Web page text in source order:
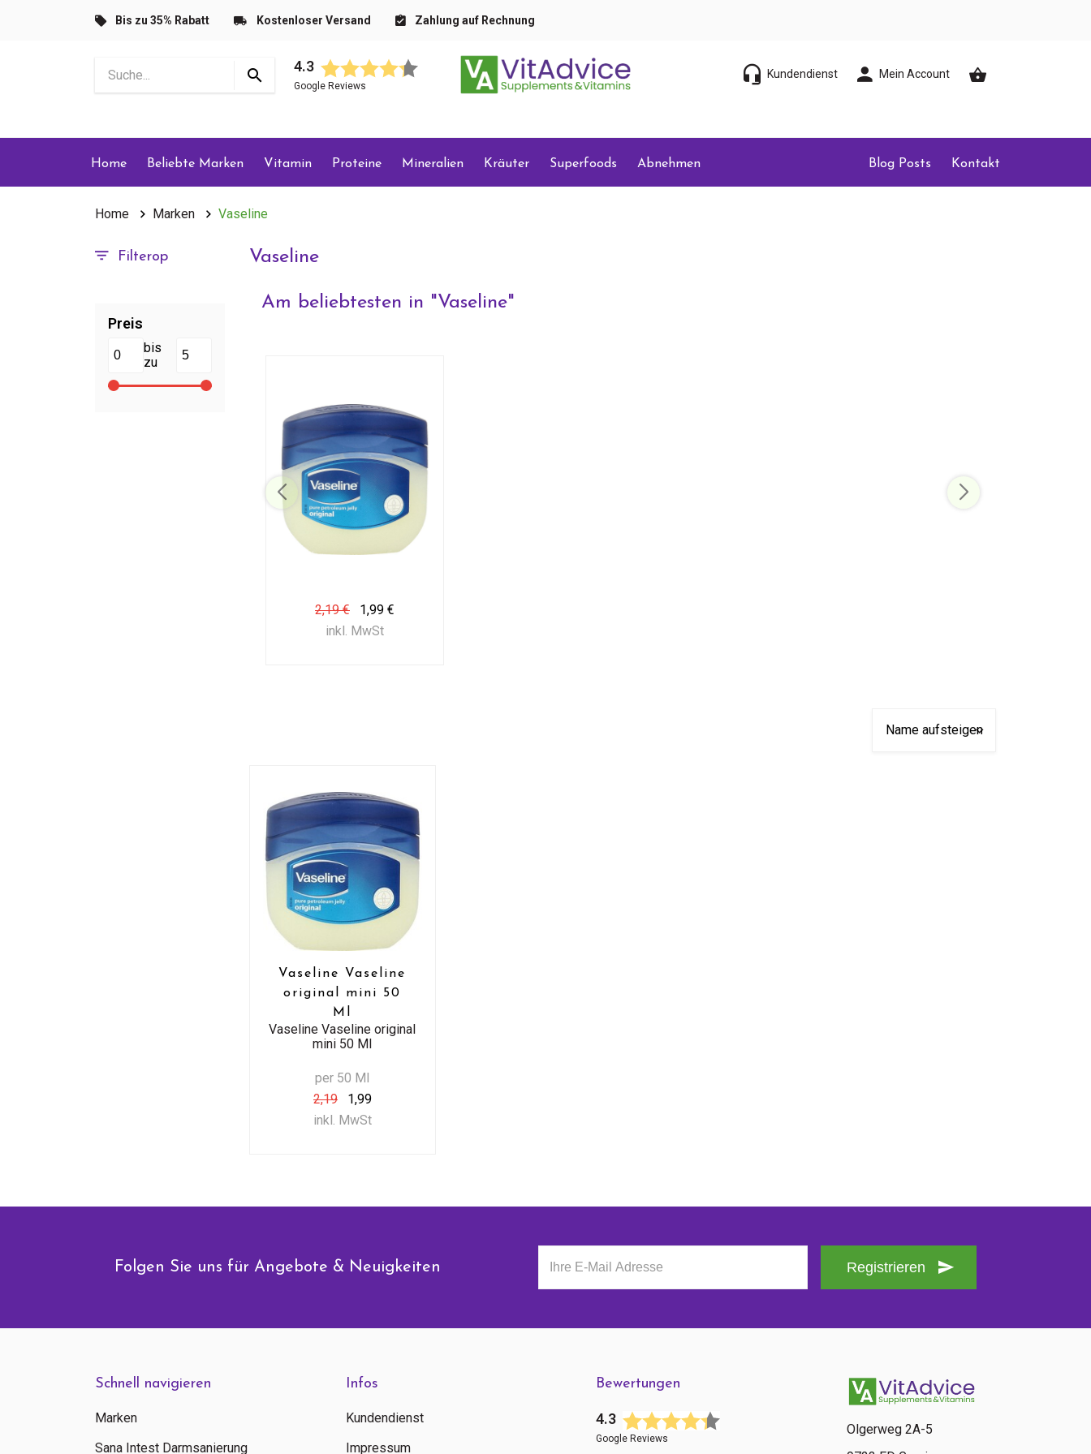
Bis zu 35% Rabatt Kostenloser Versand Zahlung auf Rechnung
4.3
Google Reviews
Kundendienst Mein Account
Home Beliebte Marken Vitamin Proteine Mineralien Kräuter Superfoods Abnehmen Blog Posts Kontakt
Home Marken Vaseline
Filterop
Preis
bis
zu
Vaseline
Am beliebtesten in "Vaseline"
2,19 €
1,99 €
inkl. MwSt
Vaseline Vaseline
original mini 50
Ml
Vaseline Vaseline original
mini 50 Ml
per 50 Ml
2,19
1,99
inkl. MwSt
Folgen Sie uns für Angebote & Neuigkeiten Registrieren
Schnell navigieren
Marken
Sana Intest Darmsanierung
Infos
Kundendienst
Impressum
Bewertungen
4.3
Google Reviews
Olgerweg 2A-5